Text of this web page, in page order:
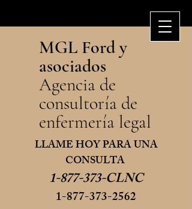
MGL Ford y
asociados
Agencia de
consultoría de
enfermería legal
LLAME HOY PARA UNA
CONSULTA ​
1-877-373-CLNC
1-877-373-2562